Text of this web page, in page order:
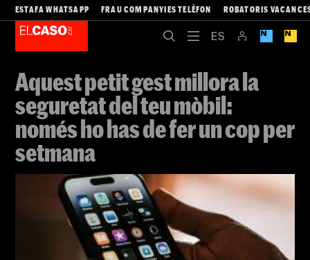
ESTAFA WHATSAPP FRAU COMPANYIES TELÈFON ROBATORIS
Aquest petit gest millora la
seguretat del teu mòbil:
només ho has de fer un cop per
setmana